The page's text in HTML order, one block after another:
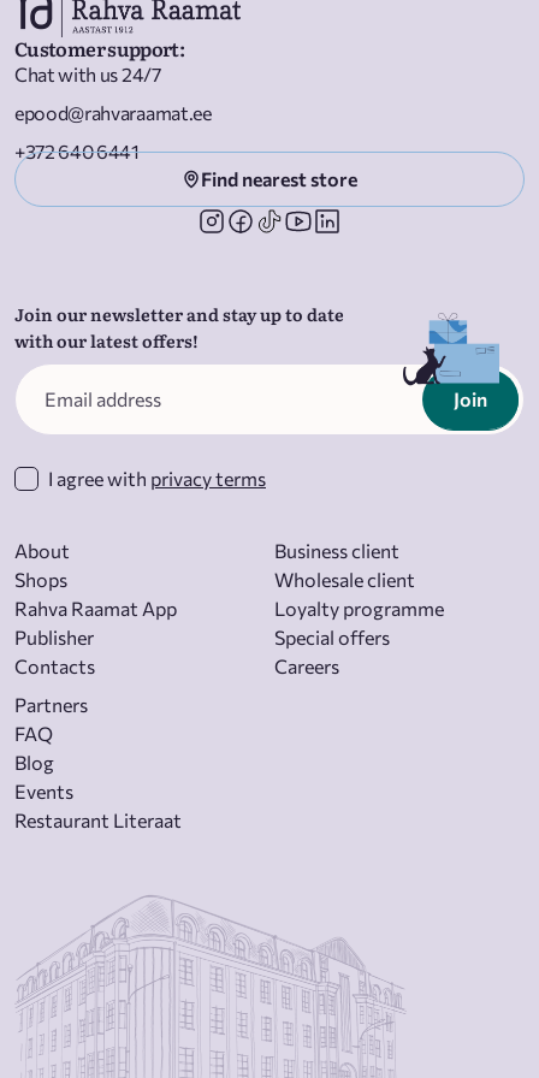
„Varjuliilia“, „Sünge mets“ ja „Värihein“.
Customer support:
Chat with us 24/7
epood@rahvaraamat.ee
+372 640 6441
Find nearest store
Join our newsletter and stay up to date
with our latest offers!
Join
I agree with privacy terms
About
Shops
Rahva Raamat App
Publisher
Contacts
Business client
Wholesale client
Loyalty programme
Special offers
Careers
Partners
FAQ
Blog
Events
Restaurant Literaat